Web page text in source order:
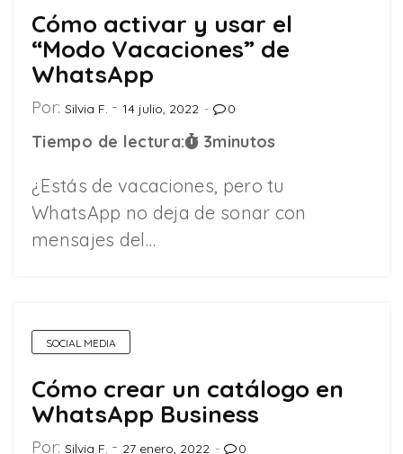
Cómo activar y usar el
“Modo Vacaciones” de
WhatsApp
Por: Silvia F. 14 julio, 2022 0
Tiempo de lectura: 3minutos
¿Estás de vacaciones, pero tu
WhatsApp no deja de sonar con
mensajes del…
SOCIAL MEDIA
Cómo crear un catálogo en
WhatsApp Business
Por: Silvia F. 27 enero, 2022 0